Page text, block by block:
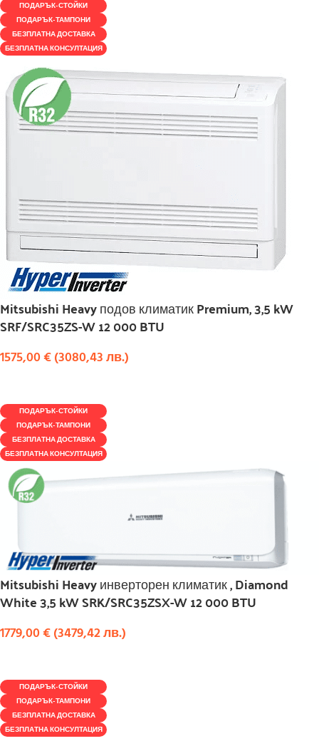
ПОДАРЪК-СТОЙКИ
ПОДАРЪК-ТАМПОНИ
БЕЗПЛАТНА ДОСТАВКА
БЕЗПЛАТНА КОНСУЛТАЦИЯ
Mitsubishi Heavy подов климатик Premium, 3,5 kW
SRF/SRC35ZS-W 12 000 BTU
1575,00€(3080,43лв.)
ПОДАРЪК-СТОЙКИ
ПОДАРЪК-ТАМПОНИ
БЕЗПЛАТНА ДОСТАВКА
БЕЗПЛАТНА КОНСУЛТАЦИЯ
Mitsubishi Heavy инверторен климатик , Diamond
White 3,5 kW SRK/SRC35ZSX-W 12 000 BTU
1779,00€(3479,42лв.)
ПОДАРЪК-СТОЙКИ
ПОДАРЪК-ТАМПОНИ
БЕЗПЛАТНА ДОСТАВКА
БЕЗПЛАТНА КОНСУЛТАЦИЯ